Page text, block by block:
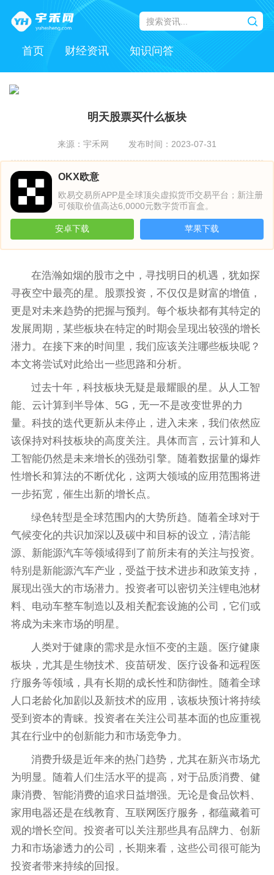
首页 财经资讯 知识问答
明天股票买什么板块
来源：宇禾网 发布时间：2023-07-31
OKX欧意
欧易交易所APP是全球顶尖虚拟货币交易平台；新注册
可领取价值高达6,0000元数字货币盲盒。
安卓下载 苹果下载
在浩瀚如烟的股市之中，寻找明日的机遇，犹如探
寻夜空中最亮的星。股票投资，不仅仅是财富的增值，
更是对未来趋势的把握与预判。每个板块都有其特定的
发展周期，某些板块在特定的时期会呈现出较强的增长
潜力。在接下来的时间里，我们应该关注哪些板块呢？
本文将尝试对此给出一些思路和分析。
过去十年，科技板块无疑是最耀眼的星。从人工智
能、云计算到半导体、5G，无一不是改变世界的力
量。科技的迭代更新从未停止，进入未来，我们依然应
该保持对科技板块的高度关注。具体而言，云计算和人
工智能仍然是未来增长的强劲引擎。随着数据量的爆炸
性增长和算法的不断优化，这两大领域的应用范围将进
一步拓宽，催生出新的增长点。
绿色转型是全球范围内的大势所趋。随着全球对于
气候变化的共识加深以及碳中和目标的设立，清洁能
源、新能源汽车等领域得到了前所未有的关注与投资。
特别是新能源汽车产业，受益于技术进步和政策支持，
展现出强大的市场潜力。投资者可以密切关注锂电池材
料、电动车整车制造以及相关配套设施的公司，它们或
将成为未来市场的明星。
人类对于健康的需求是永恒不变的主题。医疗健康
板块，尤其是生物技术、疫苗研发、医疗设备和远程医
疗服务等领域，具有长期的成长性和防御性。随着全球
人口老龄化加剧以及新技术的应用，该板块预计将持续
受到资本的青睐。投资者在关注公司基本面的也应重视
其在行业中的创新能力和市场竞争力。
消费升级是近年来的热门趋势，尤其在新兴市场尤
为明显。随着人们生活水平的提高，对于品质消费、健
康消费、智能消费的追求日益增强。无论是食品饮料、
家用电器还是在线教育、互联网医疗服务，都蕴藏着可
观的增长空间。投资者可以关注那些具有品牌力、创新
力和市场渗透力的公司，长期来看，这些公司很可能为
投资者带来持续的回报。